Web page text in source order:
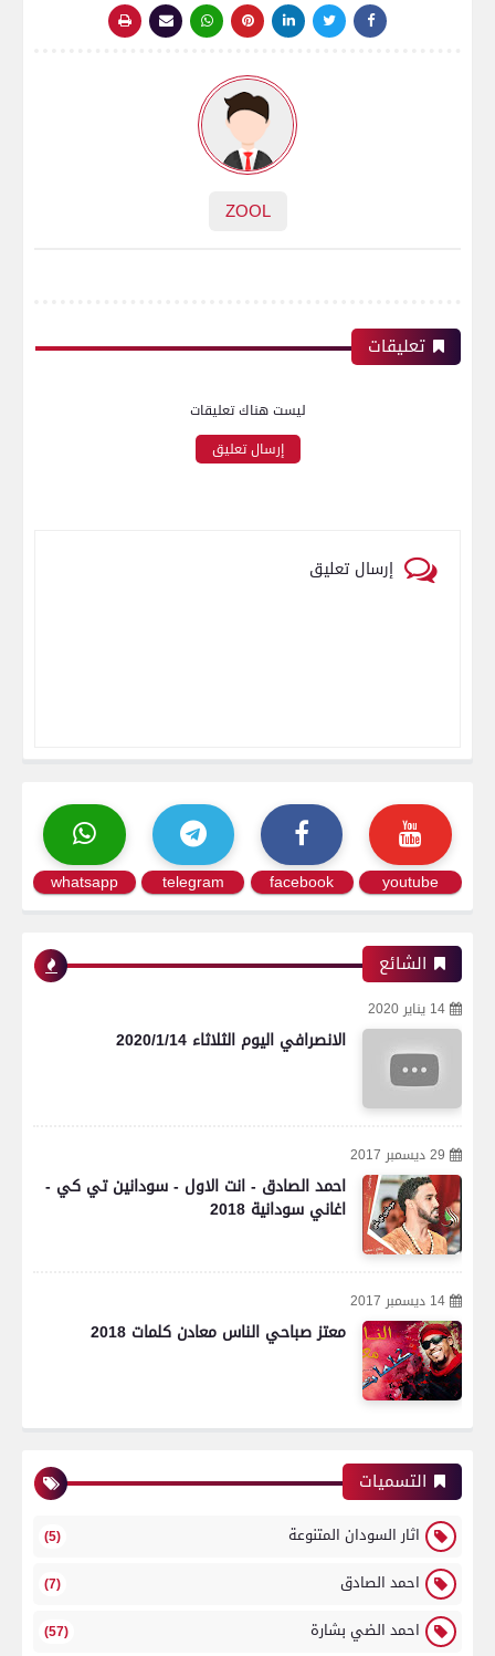
ZOOL
تعليقات
ليست هناك تعليقات
إرسال تعليق
إرسال تعليق
youtube
facebook
telegram
whatsapp
الشائع
14 يناير 2020
الانصرافي اليوم الثلاثاء 2020/1/14
29 ديسمبر 2017
احمد الصادق - انت الاول - سودانين تي كي -
اغاني سودانية 2018
14 ديسمبر 2017
معتز صباحي الناس معادن كلمات 2018
التسميات
اثار السودان المتنوعة (5)
احمد الصادق (7)
احمد الضي بشارة (57)